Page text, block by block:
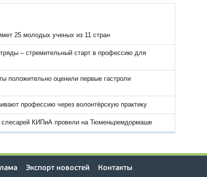
25 молодых ученых из 11 стран
– стремительный старт в профессию для
положительно оценили первые гастроли
профессию через волонтёрскую практику
КИПиА провели на Тюменьремдормаше
Экспорт новостей Контакты